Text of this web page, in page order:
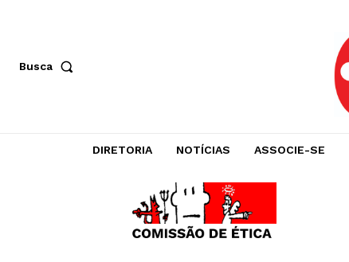
Busca
DIRETORIA NOTÍCIAS ASSOCIE-SE